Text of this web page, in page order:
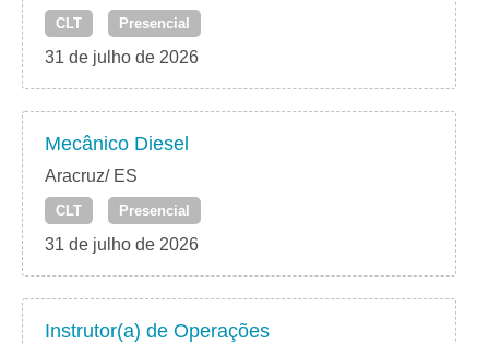
CLT Presencial
31 de julho de 2026
Mecânico Diesel
Aracruz/ ES
CLT Presencial
31 de julho de 2026
Instrutor(a) de Operações